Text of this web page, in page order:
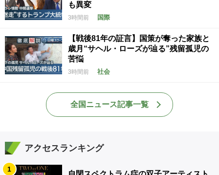
も異変
3時間前 国際
【戦後81年の証言】国策が奪った家族と
歳月“サヘル・ローズが辿る”残留孤児の
苦悩
3時間前 社会
全国ニュース記事一覧
アクセスランキング
1